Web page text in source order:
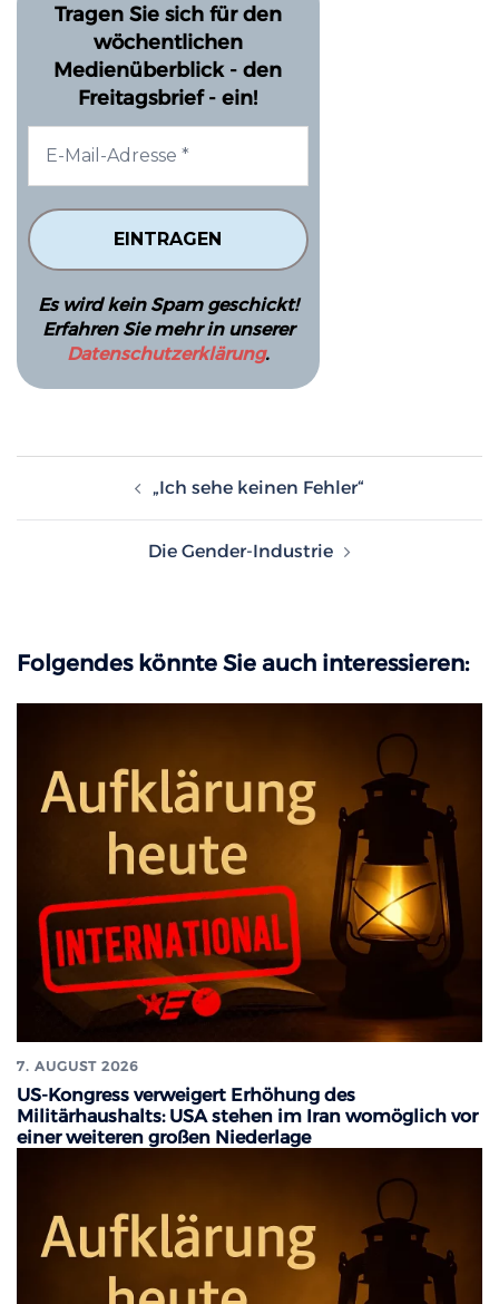
Tragen Sie sich für den
wöchentlichen
Medienüberblick - den
Freitagsbrief - ein!
Es wird kein Spam geschickt!
Erfahren Sie mehr in unserer
Datenschutzerklärung.
„Ich sehe keinen Fehler“
Die Gender-Industrie
Folgendes könnte Sie auch interessieren:
7. AUGUST 2026
US-Kongress verweigert Erhöhung des
Militärhaushalts: USA stehen im Iran womöglich vor
einer weiteren großen Niederlage